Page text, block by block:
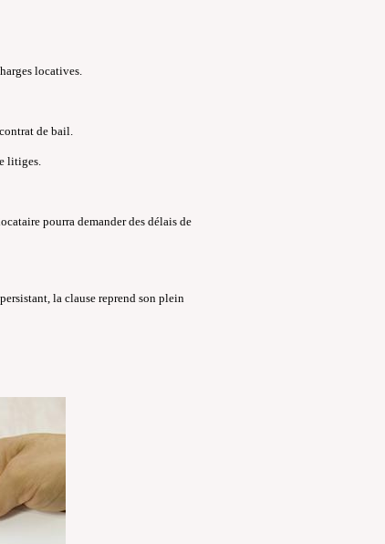
locatives.
de bail.
litiges.
pourra demander des délais de
la clause reprend son plein